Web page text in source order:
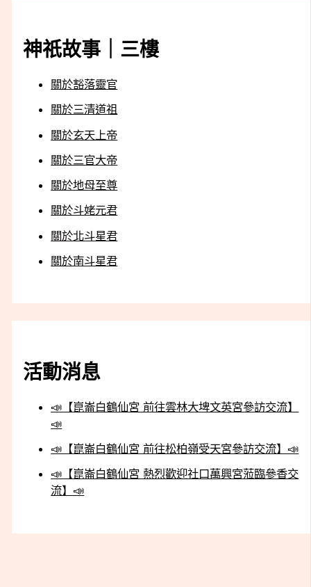
神祇故事｜三樓
關於豁落靈官
關於三清道祖
關於玄天上帝
關於三官大帝
關於地母至尊
關於斗姥元君
關於北斗星君
關於南斗星君
活動消息
📣【崑崙白鶴仙宮 前往雲林大埤文英宮參訪交流】
📣
📣【崑崙白鶴仙宮 前往松柏嶺受天宮參訪交流】📣
📣【崑崙白鶴仙宮 熱烈歡迎社口萬興宮蒞臨參香交
流】📣